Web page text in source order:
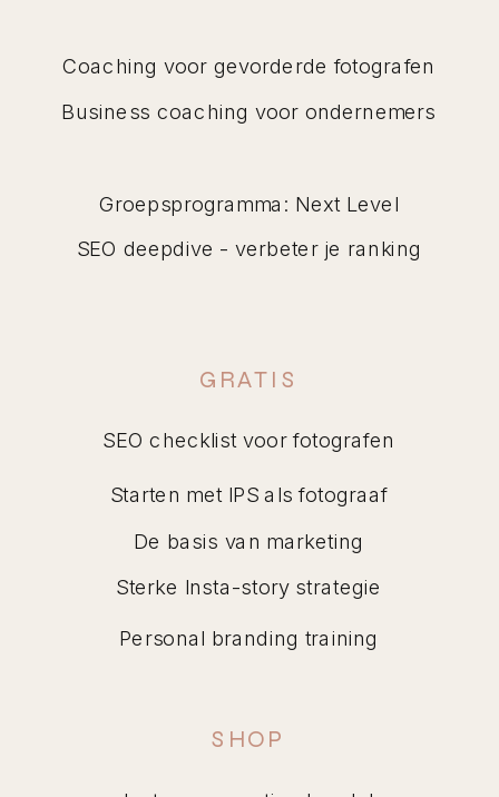
Business coaching voor ondernemers
Coaching voor gevorderde fotografen
Groepsprogramma: Next Level
SEO deepdive - verbeter je ranking
GRATIS
SEO checklist voor fotografen
Sterke Insta-story strategie
De basis van marketing
Personal branding training
SHOP
Starten met IPS als fotograaf